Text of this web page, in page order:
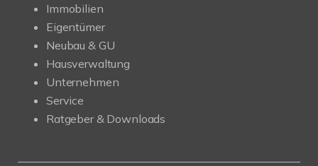
Immobilien
Eigentümer
Neubau & GU
Hausverwaltung
Unternehmen
Service
Ratgeber & Downloads